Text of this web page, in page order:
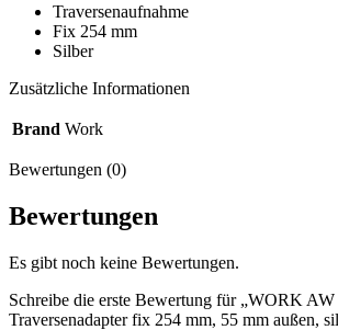
Traversenaufnahme
Fix 254 mm
Silber
Zusätzliche Informationen
Brand Work
Bewertungen (0)
Bewertungen
Es gibt noch keine Bewertungen.
Schreibe die erste Bewertung für „WORK AW
Traversenadapter fix 254 mm, 55 mm außen,